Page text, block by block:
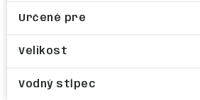
Určené pre
Velikost
Vodný stĺpec